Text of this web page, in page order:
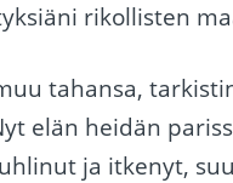
rikollisten
tahansa,
elän heidän
ja itkenyt,